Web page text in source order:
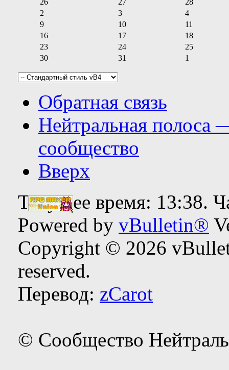
2
3
4
9
10
11
16
17
18
23
24
25
30
31 1
Обратная связь
Нейтральная полоса
сообщество
Вверх
Текущее время: 13:38.
Powered by vBulletin®
Copyright © 2026
reserved.
Перевод: zCarot
© Сообщество